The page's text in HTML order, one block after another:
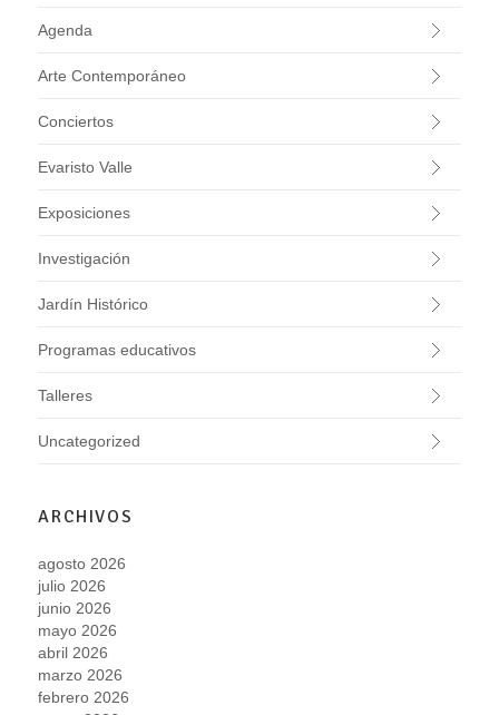
Agenda
Arte Contemporáneo
Conciertos
Evaristo Valle
Exposiciones
Investigación
Jardín Histórico
Programas educativos
Talleres
Uncategorized
ARCHIVOS
agosto 2026
julio 2026
junio 2026
mayo 2026
abril 2026
marzo 2026
febrero 2026